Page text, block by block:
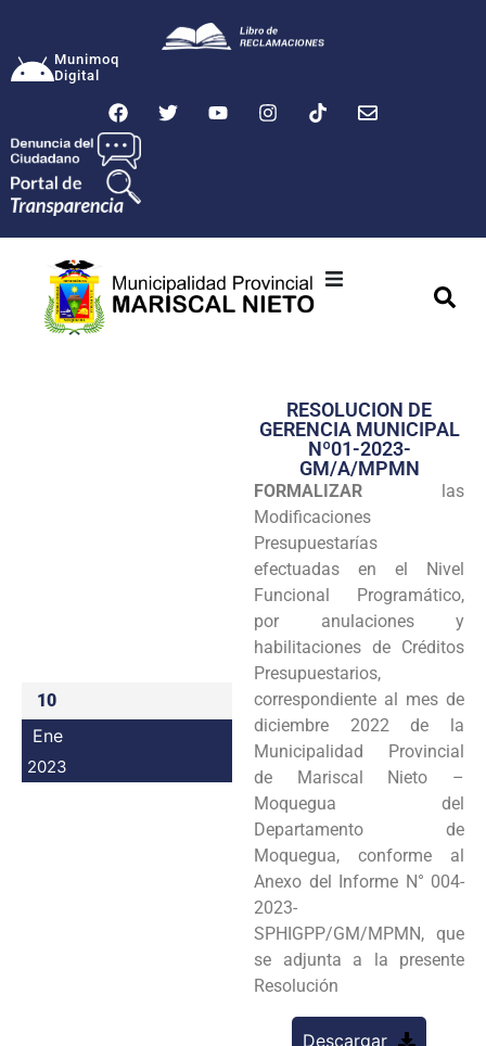
Munimoq
Digital
Transparencia
Seguridad
Programas
Intranet
10
Ene
2023
RESOLUCION DE
GERENCIA MUNICIPAL
Nº01-2023-
GM/A/MPMN
FORMALIZAR las
Modificaciones
Presupuestarías
efectuadas en el Nivel
Funcional Programático,
por anulaciones y
habilitaciones de Créditos
Presupuestarios,
correspondiente al mes de
diciembre 2022 de la
Municipalidad Provincial
de Mariscal Nieto –
Moquegua del
Departamento de
Moquegua, conforme al
Anexo del Informe N° 004-
2023-
SPHIGPP/GM/MPMN, que
se adjunta a la presente
Resolución
Descargar